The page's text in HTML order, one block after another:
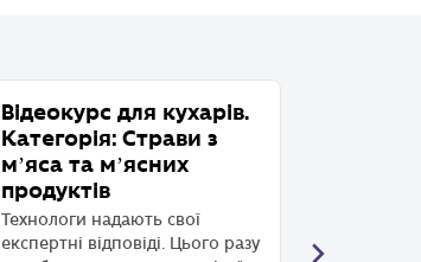
Відеокурс для кухарів.
Категорія: Страви з
мʼяса та мʼясних
продуктів
Технологи надають свої
експертні відповіді. Цього разу